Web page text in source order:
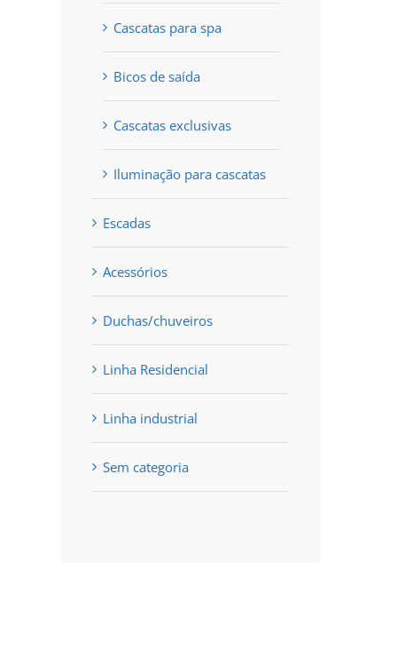
Cascatas para spa
Bicos de saída
Cascatas exclusivas
Iluminação para cascatas
Escadas
Acessórios
Duchas/chuveiros
Linha Residencial
Linha industrial
Sem categoria